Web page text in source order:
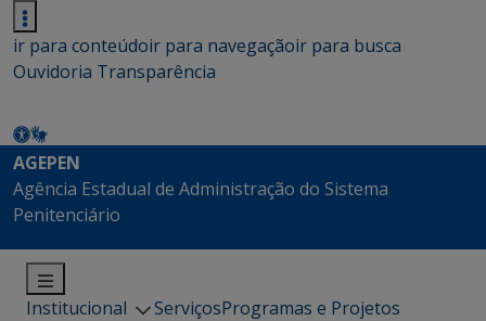
ir para conteúdoir para navegaçãoir para busca
Ouvidoria Transparência
AGEPEN
Agência Estadual de Administração do Sistema
Penitenciário
Institucional ServiçosProgramas e Projetos